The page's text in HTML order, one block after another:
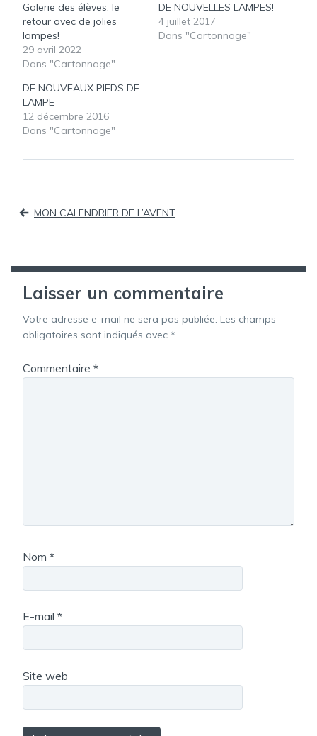
Galerie des élèves: le
retour avec de jolies
lampes!
29 avril 2022
Dans "Cartonnage"
DE NOUVELLES LAMPES!
4 juillet 2017
Dans "Cartonnage"
DE NOUVEAUX PIEDS DE
LAMPE
12 décembre 2016
Dans "Cartonnage"
Navigation
MON CALENDRIER DE L’AVENT
Laisser un commentaire
Votre adresse e-mail ne sera pas publiée. Les champs
obligatoires sont indiqués avec *
Commentaire *
Nom *
E-mail *
Site web